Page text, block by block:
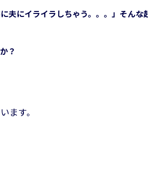
夫にイライラしちゃう。。。」そんな
？
ます。